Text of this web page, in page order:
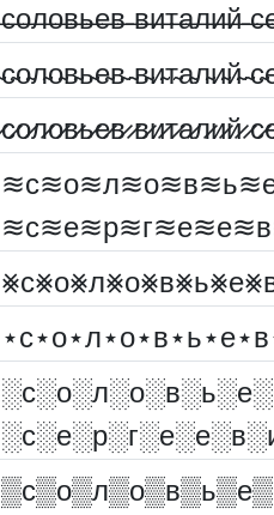
̶с̶о̶л̶о̶в̶ь̶е̶в̶ ̶в̶и̶т̶а̶л̶и̶й̶
̴с̴о̴л̴о̴в̴ь̴е̴в̴ ̴в̴и̴т̴а̴л̴и̴й̴
̷с̷о̷л̷о̷в̷ь̷е̷в̷ ̷в̷и̷т̷а̷л̷и̷й̷